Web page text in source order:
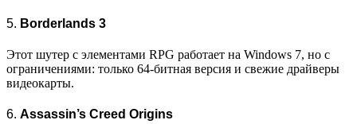
5. Borderlands 3
Этот шутер с элементами RPG работает на Windows 7, но с
ограничениями: только 64-битная версия и свежие драйверы
видеокарты.
6. Assassin’s Creed Origins